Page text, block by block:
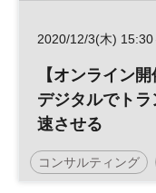
2020/12/3(木)
【オンライン開
デジタルでト
速させる
～コロナ後によ
コンサルティング